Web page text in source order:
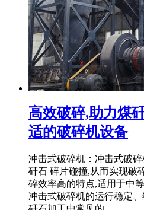
高效破碎,助力煤
适的破碎机设备
冲击式破碎机：冲击式破
矸石 碎片碰撞,从而实现破
碎效率高的特点,适用于中
冲击式破碎机的运行稳定